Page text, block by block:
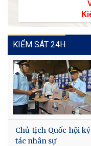
KIỂM SÁT 24H
Chủ tịch Quốc hội
tác nhân sự